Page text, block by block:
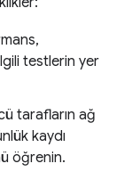
testlerin yer
tarafların ağ
kaydı
öğrenin.